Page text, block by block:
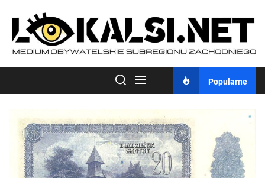
content
Popularne